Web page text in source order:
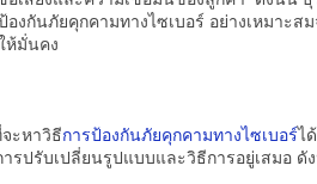
งกันภัยคุกคามทางไซเบอร์ อย่างเหมาะส
ห้มั่นคง
ะหาวิธีการป้องกันภัยคุกคามทางไซเบอร์ไ
ปรับเปลี่ยนรูปแบบและวิธีการอยู่เสมอ ดั